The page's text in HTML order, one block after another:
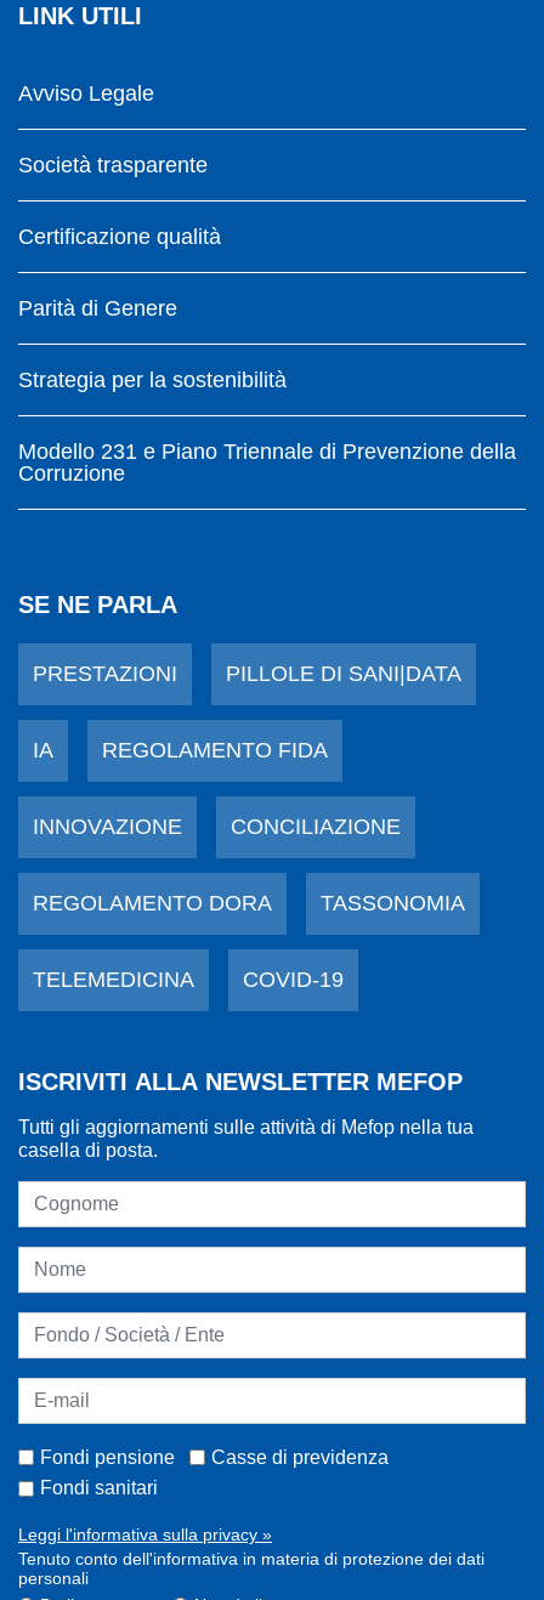
LINK UTILI
Avviso Legale
Società trasparente
Certificazione qualità
Parità di Genere
Strategia per la sostenibilità
Modello 231 e Piano Triennale di Prevenzione della
Corruzione
SE NE PARLA
PRESTAZIONI PILLOLE DI SANI|DATA
IA REGOLAMENTO FIDA
INNOVAZIONE CONCILIAZIONE
REGOLAMENTO DORA TASSONOMIA
TELEMEDICINA COVID-19
ISCRIVITI ALLA NEWSLETTER MEFOP
Tutti gli aggiornamenti sulle attività di Mefop nella tua
casella di posta.
Fondi pensione
Casse di previdenza
Fondi sanitari
Leggi l'informativa sulla privacy »
Tenuto conto dell'informativa in materia di protezione dei dati
personali